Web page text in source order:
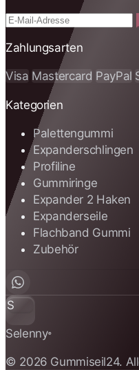
Zahlungsarten
Visa Mastercard PayPal
Kategorien
Palettengummi
Expanderschlingen
Profiline
Gummiringe
Expander 2 Haken
Expanderseile
Flachband Gummi
Zubehör
S
Selenny®
© 2026 Gummiseil24.